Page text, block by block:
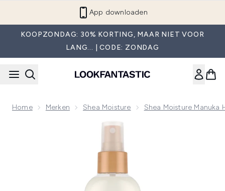
App downloaden
KOOPZONDAG: 30% KORTING, MAAR NIET VOOR
LANG... | CODE: ZONDAG
Home Merken Shea Moisture Shea Moisture Manuka
Now showing image 1 Shea Moisture Manuka Honing en